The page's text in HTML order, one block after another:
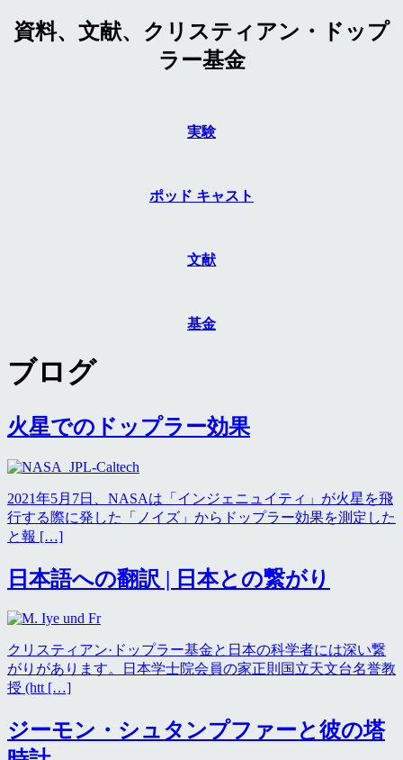
資料、文献、クリスティアン・ドップ
ラー基金
実験
ポッド キャスト
文献
基金
ブログ
火星でのドップラー効果
2021年5月7日、NASAは「インジェニュイティ」が火星を飛
行する際に発した「ノイズ」からドップラー効果を測定した
と報 […]
日本語への翻訳 | 日本との繋がり
クリスティアン·ドップラー基金と日本の科学者には深い繋
がりがあります。日本学士院会員の家正則国立天文台名誉教
授 (htt […]
ジーモン・シュタンプファーと彼の塔